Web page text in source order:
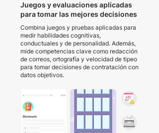
Juegos y evaluaciones aplicadas
para tomar las mejores decisiones
Combina juegos y pruebas aplicadas para
medir habilidades cognitivas,
conductuales y de personalidad. Además,
mide competencias clave como redacción
de correos, ortografía y velocidad de tipeo
para tomar decisiones de contratación con
datos objetivos.